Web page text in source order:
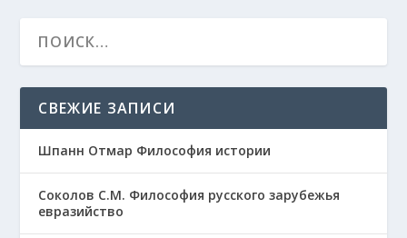
СВЕЖИЕ ЗАПИСИ
Шпанн Отмар Философия истории
Соколов С.М. Философия русского зарубежья
евразийство